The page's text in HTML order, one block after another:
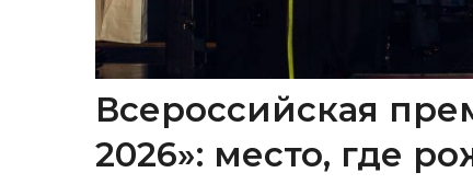
Всероссийская
2026»: место, где